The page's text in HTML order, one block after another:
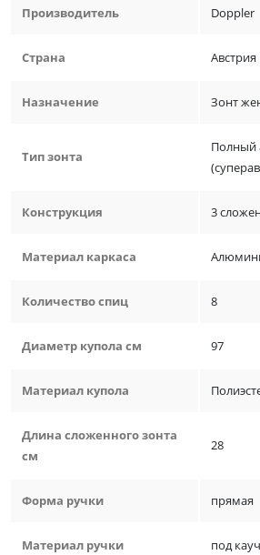
Производитель Doppler
Страна Австрия
Назначение Зонт
Тип зонта
Полный
Конструкция 3
Материал каркаса
Количество спиц 8
Диаметр купола см 97
Материал купола
Длина сложенного зонта
см
28
Форма ручки прямая
Материал ручки под